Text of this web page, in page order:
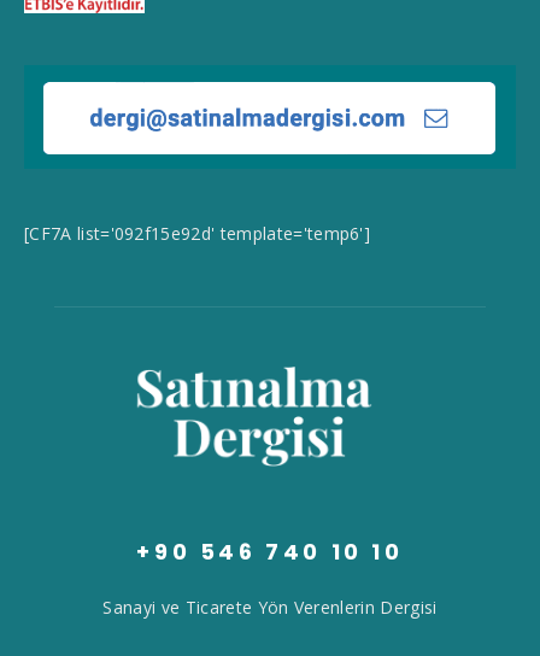
[CF7A list='092f15e92d' template='temp6']
+90 546 740 10 10
Sanayi ve Ticarete Yön Verenlerin Dergisi